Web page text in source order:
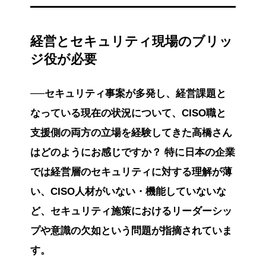
経営とセキュリティ現場のブリッ
ジ役が必要
──セキュリティ事案が多発し、経営課題と
なっている現在の状況について、CISO職と
支援側の両方の立場を経験してきた高橋さん
はどのようにお感じですか？ 特に日本の企業
では経営層のセキュリティに対する理解が薄
い、CISO人材がいない・機能していないな
ど、セキュリティ施策におけるリーダーシッ
プや意識の欠如という問題が指摘されていま
す。